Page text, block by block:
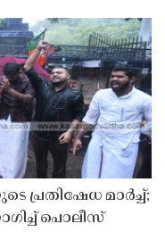
പ്രതിഷേധ മാർച്ച്;
പൊലീസ്